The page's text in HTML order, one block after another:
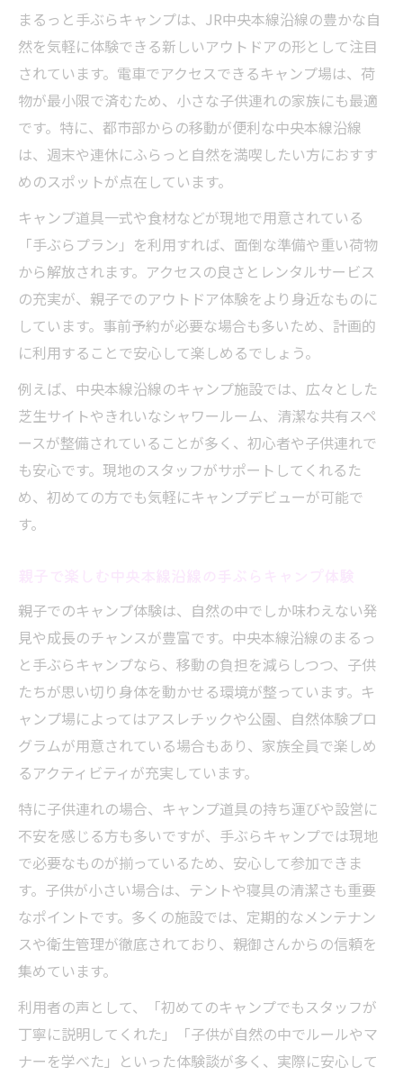
まるっと手ぶらキャンプは、JR中央本線沿線の豊かな自
然を気軽に体験できる新しいアウトドアの形として注目
されています。電車でアクセスできるキャンプ場は、荷
物が最小限で済むため、小さな子供連れの家族にも最適
です。特に、都市部からの移動が便利な中央本線沿線
は、週末や連休にふらっと自然を満喫したい方におすす
めのスポットが点在しています。
キャンプ道具一式や食材などが現地で用意されている
「手ぶらプラン」を利用すれば、面倒な準備や重い荷物
から解放されます。アクセスの良さとレンタルサービス
の充実が、親子でのアウトドア体験をより身近なものに
しています。事前予約が必要な場合も多いため、計画的
に利用することで安心して楽しめるでしょう。
例えば、中央本線沿線のキャンプ施設では、広々とした
芝生サイトやきれいなシャワールーム、清潔な共有スペ
ースが整備されていることが多く、初心者や子供連れで
も安心です。現地のスタッフがサポートしてくれるた
め、初めての方でも気軽にキャンプデビューが可能で
す。
親子でのキャンプ体験は、自然の中でしか味わえない発
見や成長のチャンスが豊富です。中央本線沿線のまるっ
と手ぶらキャンプなら、移動の負担を減らしつつ、子供
たちが思い切り身体を動かせる環境が整っています。キ
ャンプ場によってはアスレチックや公園、自然体験プロ
グラムが用意されている場合もあり、家族全員で楽しめ
るアクティビティが充実しています。
特に子供連れの場合、キャンプ道具の持ち運びや設営に
不安を感じる方も多いですが、手ぶらキャンプでは現地
で必要なものが揃っているため、安心して参加できま
す。子供が小さい場合は、テントや寝具の清潔さも重要
なポイントです。多くの施設では、定期的なメンテナン
スや衛生管理が徹底されており、親御さんからの信頼を
集めています。
利用者の声として、「初めてのキャンプでもスタッフが
丁寧に説明してくれた」「子供が自然の中でルールやマ
ナーを学べた」といった体験談が多く、実際に安心して